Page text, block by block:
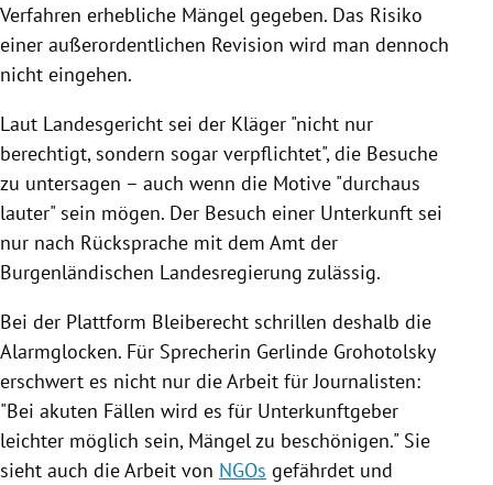
Verfahren erhebliche Mängel gegeben. Das Risiko
einer außerordentlichen Revision wird man dennoch
nicht eingehen.
Laut Landesgericht sei der Kläger "nicht nur
berechtigt, sondern sogar verpflichtet", die Besuche
zu untersagen – auch wenn die Motive "durchaus
lauter" sein mögen. Der Besuch einer Unterkunft sei
nur nach Rücksprache mit dem Amt der
Burgenländischen Landesregierung zulässig.
Bei der Plattform Bleiberecht schrillen deshalb die
Alarmglocken. Für Sprecherin Gerlinde Grohotolsky
erschwert es nicht nur die Arbeit für Journalisten:
"Bei akuten Fällen wird es für Unterkunftgeber
leichter möglich sein, Mängel zu beschönigen." Sie
sieht auch die Arbeit von NGOs gefährdet und